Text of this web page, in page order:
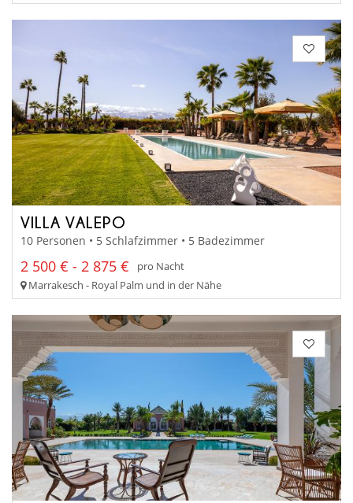
VILLA VALEPO
10 Personen • 5 Schlafzimmer • 5 Badezimmer
2 500 € - 2 875 €
pro Nacht
Marrakesch - Royal Palm und in der Nähe